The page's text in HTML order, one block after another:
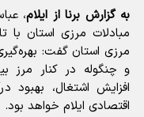
به گزارش برنا از ایلام،
مبادلات مرزی استان
مرزی استان گفت:
و چنگوله در کنار مرز
افزایش اشتغال، بهبود
اقتصادی ایلام خواهد بود.